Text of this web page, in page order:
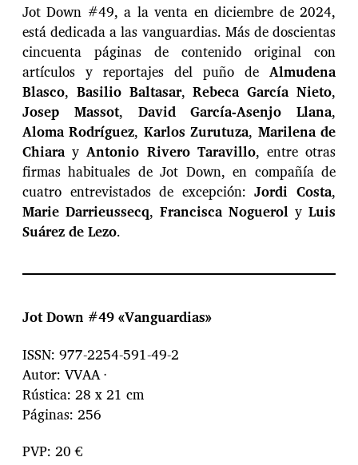
Jot Down #49, a la venta en diciembre de 2024,
está dedicada a las vanguardias. Más de doscientas
cincuenta páginas de contenido original con
artículos y reportajes del puño de Almudena
Blasco, Basilio Baltasar,Rebeca García Nieto,
Josep Massot, David García-Asenjo Llana,
Aloma Rodríguez, Karlos Zurutuza, Marilena de
ChiarayAntonio Rivero Taravillo, entre otras
firmas habituales de Jot Down, en compañía de
cuatro entrevistados de excepción:Jordi Costa,
Marie Darrieussecq, Francisca Noguerol y Luis
Suárez de Lezo.
Jot Down #49 «Vanguardias»
ISSN: 977-2254-591-49-2
Autor: VVAA ·
Rústica: 28 x 21 cm
Páginas: 256
PVP: 20 €